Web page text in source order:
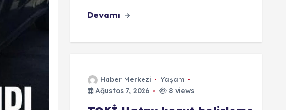
Devamı
Haber Merkezi
Yaşam
Ağustos 7, 2026
8 views